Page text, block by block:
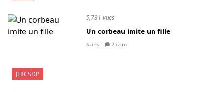
JLBCSDP
5,731 vues
Un corbeau imite un fille
6 ans 2 com